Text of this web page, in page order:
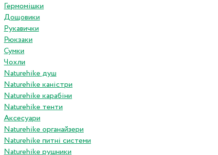
Гермомішки
Дощовики
Рукавички
Рюкзаки
Сумки
Чохли
Naturehike душ
Naturehike каністри
Naturehike карабіни
Naturehike тенти
Аксесуари
Naturehike органайзери
Naturehike питні системи
Naturehike рушники